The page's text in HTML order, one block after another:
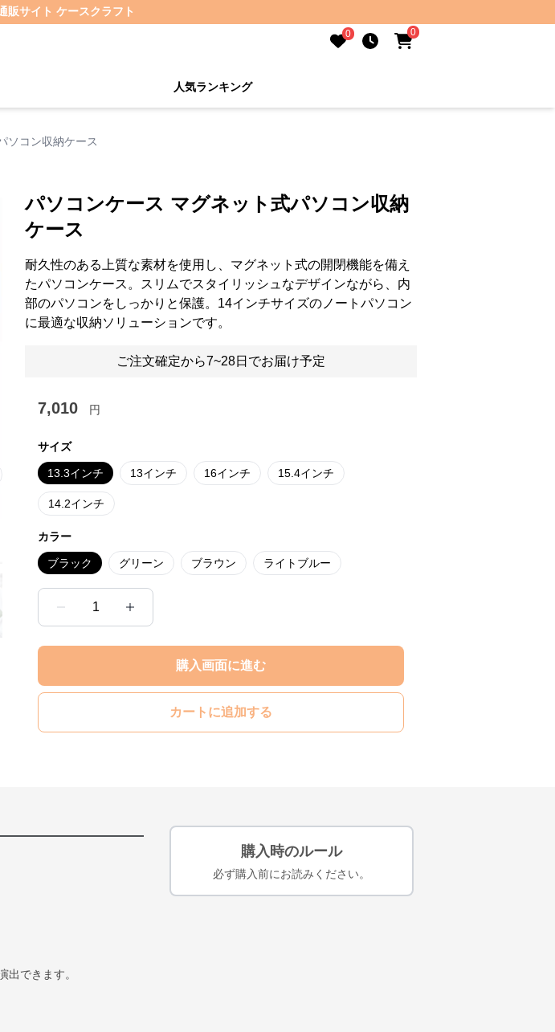
販サイト ケースクラフト
0 0
人気ランキング
ソコン収納ケース
slide
パソコンケース マグネット式パソコン収納
ケース
耐久性のある上質な素材を使用し、マグネット式の開閉機能を備え
たパソコンケース。スリムでスタイリッシュなデザインながら、内
部のパソコンをしっかりと保護。14インチサイズのノートパソコン
に最適な収納ソリューションです。
ご注文確定から7~28日でお届け予定
7,010 円
サイズ
13.3インチ 13インチ 16インチ 15.4インチ
14.2インチ
カラー
ブラック グリーン ブラウン ライトブルー
1
購入画面に進む
カートに追加する
できます。
購入時のルール
必ず購入前にお読みください。